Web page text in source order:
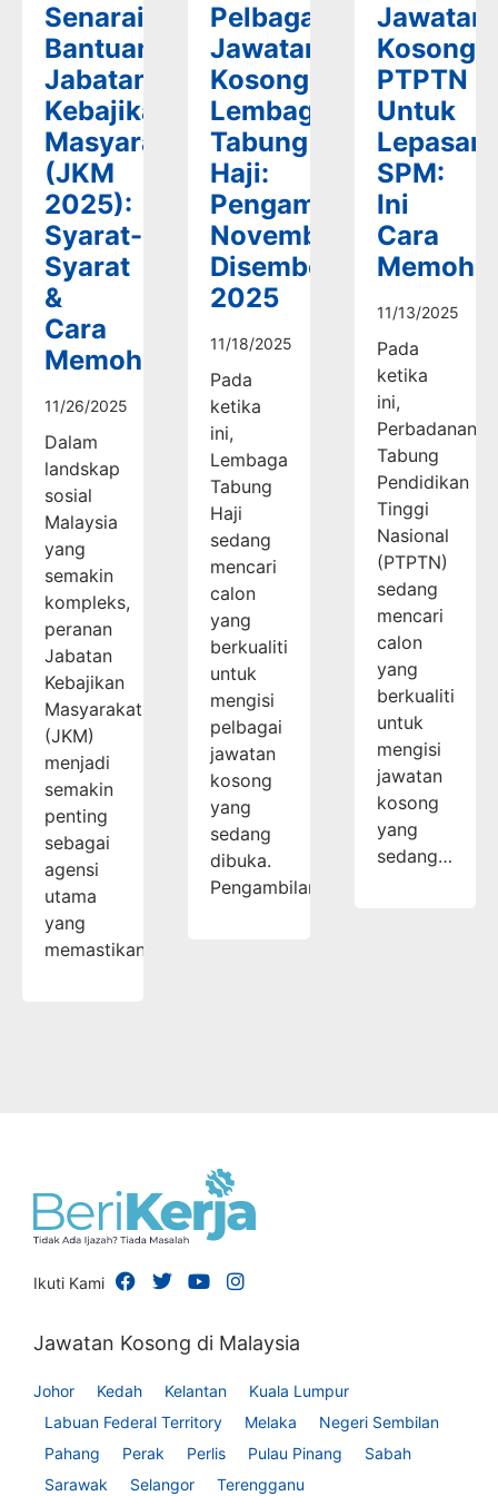
Senarai
Bantuan
Jabatan
Kebajikan
Masyarakat
(JKM
2025):
Syarat-
Syarat
&
Cara
Memohon
11/26/2025
Dalam
landskap
sosial
Malaysia
yang
semakin
kompleks,
peranan
Jabatan
Kebajikan
Masyarakat
(JKM)
menjadi
semakin
penting
sebagai
agensi
utama
yang
memastikan…
Pelbagai
Jawatan
Kosong
Lembaga
Tabung
Haji:
Pengambilan
November-
Disember
2025
11/18/2025
Pada
ketika
ini,
Lembaga
Tabung
Haji
sedang
mencari
calon
yang
berkualiti
untuk
mengisi
pelbagai
jawatan
kosong
yang
sedang
dibuka.
Pengambilan…
Jawatan
Kosong
PTPTN
Untuk
Lepasan
SPM:
Ini
Cara
11/13/2025
Pada
ketika
ini,
Perbadanan
Tabung
Pendidikan
Tinggi
Nasional
(PTPTN)
sedang
mencari
calon
yang
berkualiti
untuk
mengisi
jawatan
kosong
yang
sedang…
Ikuti Kami
Jawatan Kosong di Malaysia
Johor Kedah Kelantan
Kuala Lumpur
Labuan Federal Territory
Melaka
Negeri Sembilan
Pahang
Perak Perlis Pulau Pinang
Sabah
Sarawak
Selangor Terengganu